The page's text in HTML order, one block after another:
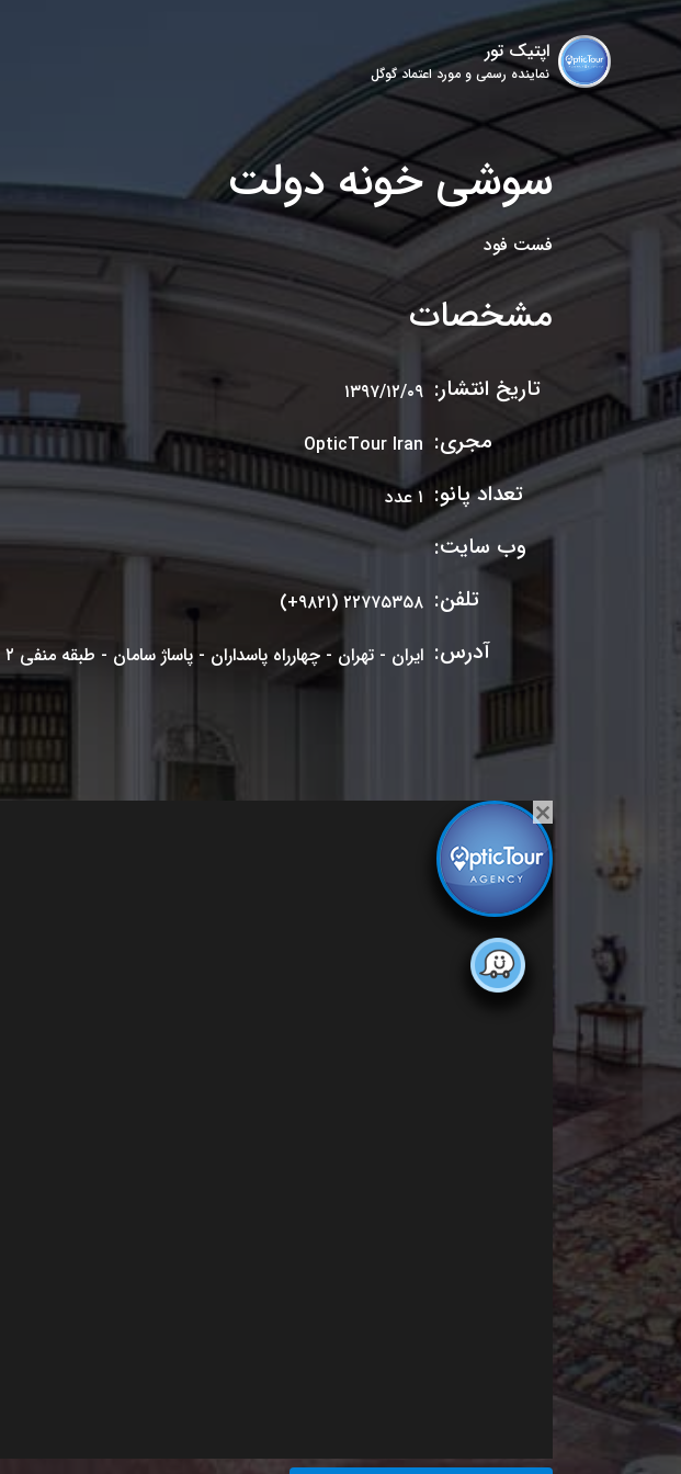
اپتیک تور
نماینده رسمی و مورد اعتماد گوگل
سوشی خونه دولت
فست فود
مشخصات
تاریخ انتشار: ۱۳۹۷/۱۲/۰۹
مجری: OpticTour Iran
تعداد پانو: ۱ عدد
وب سایت:
تلفن: (+۹۸۲۱) ۲۲۷۷۵۳۵۸
آدرس: ایران - تهران - چهارراه پاسداران - پاساژ سامان - طبقه منفی ۲